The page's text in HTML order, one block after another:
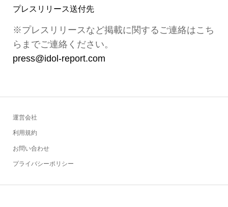
プレスリリース送付先
※プレスリリースなど掲載に関するご連絡はこち
らまでご連絡ください。
press@idol-report.com
運営会社
利用規約
お問い合わせ
プライバシーポリシー